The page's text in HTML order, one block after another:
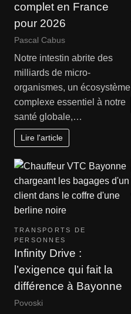
complet en France
pour 2026
Pascal Cabus
Notre intestin abrite des
milliards de micro-
organismes, un écosystème
complexe essentiel à notre
santé globale,…
Lire l'article
TRANSPORTS DE
PERSONNES
Infinity Drive :
l’exigence qui fait la
différence à Bayonne
Povoski